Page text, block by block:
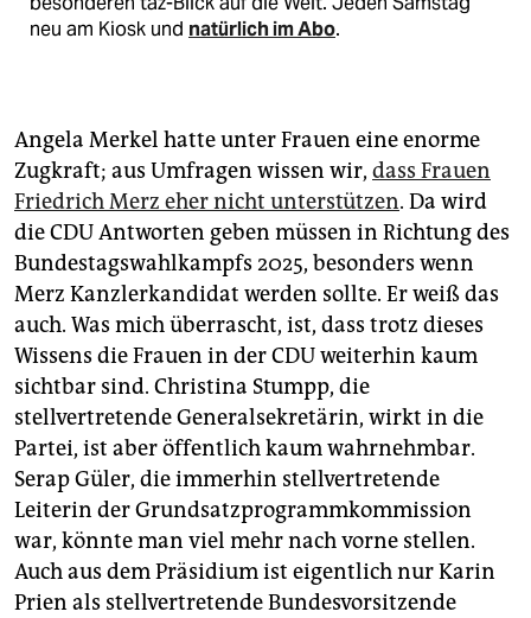
neu am Kiosk und natürlich im Abo.
Angela Merkel hatte unter Frauen eine enorme
Zugkraft; aus Umfragen wissen wir, dass Frauen
Friedrich Merz eher nicht unterstützen. Da wird
die CDU Antworten geben müssen in Richtung des
Bundestagswahlkampfs 2025, besonders wenn
Merz Kanzlerkandidat werden sollte. Er weiß das
auch. Was mich überrascht, ist, dass trotz dieses
Wissens die Frauen in der CDU weiterhin kaum
sichtbar sind. Christina Stumpp, die
stellvertretende Generalsekretärin, wirkt in die
Partei, ist aber öffentlich kaum wahrnehmbar.
Serap Güler, die immerhin stellvertretende
Leiterin der Grundsatzprogrammkommission
war, könnte man viel mehr nach vorne stellen.
Auch aus dem Präsidium ist eigentlich nur Karin
Prien als stellvertretende Bundesvorsitzende